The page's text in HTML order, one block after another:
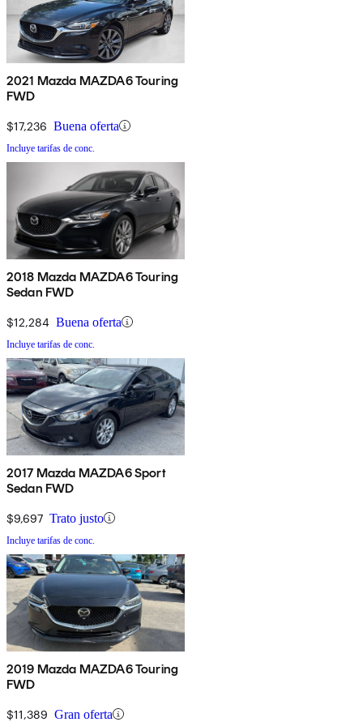
2021 Mazda MAZDA6 Touring
FWD
$17,236 Buena oferta
Incluye tarifas de conc.
2018 Mazda MAZDA6 Touring
Sedan FWD
$12,284 Buena oferta
Incluye tarifas de conc.
2017 Mazda MAZDA6 Sport
Sedan FWD
$9,697 Trato justo
Incluye tarifas de conc.
2019 Mazda MAZDA6 Touring
FWD
$11,389 Gran oferta